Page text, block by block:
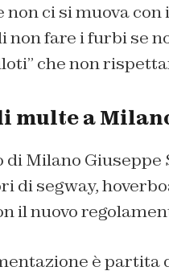
non ci si muova
non fare i furbi se
che non
multe a
di Milano Giuseppe
disegway,
il nuovo
è partita